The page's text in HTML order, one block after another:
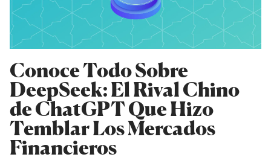
Conoce Todo Sobre
DeepSeek: El Rival Chino
de ChatGPT Que Hizo
Temblar Los Mercados
Financieros